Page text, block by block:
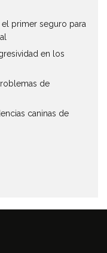
el primer seguro para
en los
de
caninas de